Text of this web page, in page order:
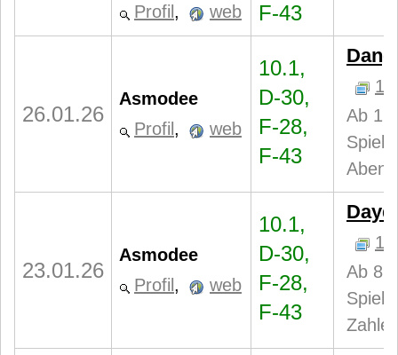
Profil , web
F-43
26.01.26
Asmodee
Profil , web
10.1,
D-30,
F-28,
F-43
1
Ab 12
23.01.26
Asmodee
Profil , web
10.1,
D-30,
F-28,
F-43
1
Ab 8